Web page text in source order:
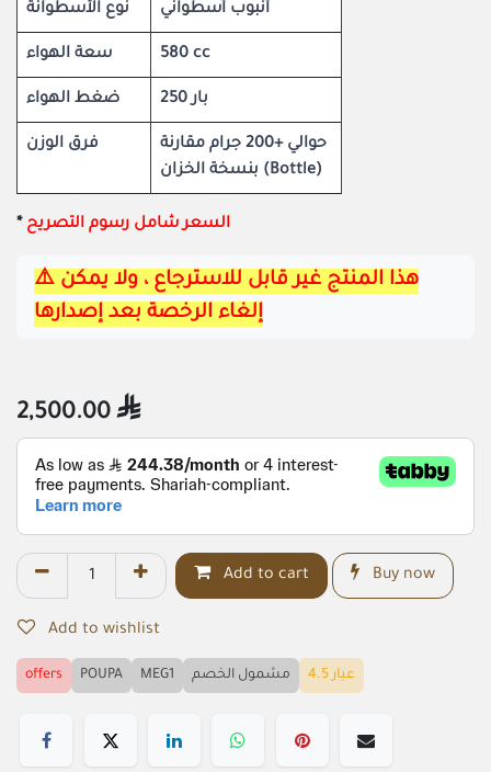
نوع الأسطوانة أنبوب أسطواني
سعة الهواء 580 cc
ضغط الهواء 250 بار
فرق الوزن
حوالي +200 جرام مقارنة
بنسخة الخزان (Bottle)
​* السعر شامل رسوم التصريح
⚠️هذا المنتج غير قابل للاسترجاع ، ولا يمكن
إلغاء الرخصة بعد إصدارها
2,500.00 
Add to cart Buy now
Add to wishlist
offers POUPA MEG1 مشمول الخصم عيار 4.5